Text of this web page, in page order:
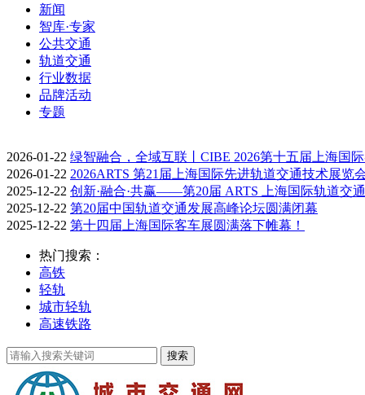
新闻
智库·专家
公共交通
轨道交通
行业数据
品牌活动
专题
2026-01-22 绿智融合，全域互联丨CIBE 2026第十五届上海国
2026-01-22 2026ARTS 第21届上海国际先进轨道交通技术展览
2025-12-22 创新·融合·共赢——第20届 ARTS 上海国际轨道交
2025-12-22 第20届中国轨道交通发展高峰论坛圆满闭幕
2025-12-22 第十四届上海国际客车展圆满落下帷幕！
热门搜索：
高铁
轻轨
城市轻轨
高速铁路